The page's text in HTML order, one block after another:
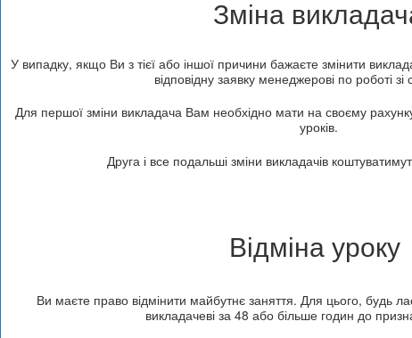
Зміна
У випадку, якщо Ви з тієї або іншої причини бажаєте змінити
відповідну заявку менеджерові по роботі
Для першої зміни викладача Вам необхідно мати на своєму
уроків.
Друга і все подальші зміни викладачів
Відміна уроку
Ви маєте право відмінити майбутнє заняття. Для цього, будь
викладачеві за 48 або більше годин до